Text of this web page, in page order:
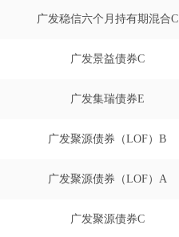
广发稳信六个月持有期混合C
广发景益债券C
广发集瑞债券E
广发聚源债券（LOF）B
广发聚源债券（LOF）A
广发聚源债券C